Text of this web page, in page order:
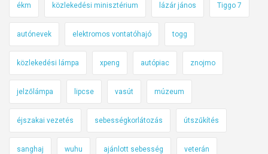
ékm közlekedési minisztérium lázár jános Tiggo 7
autónevek elektromos vontatóhajó togg
közlekedési lámpa xpeng autópiac znojmo
jelzőlámpa lipcse vasút múzeum
éjszakai vezetés sebességkorlátozás útszűkítés
sanghaj wuhu ajánlott sebesség veterán